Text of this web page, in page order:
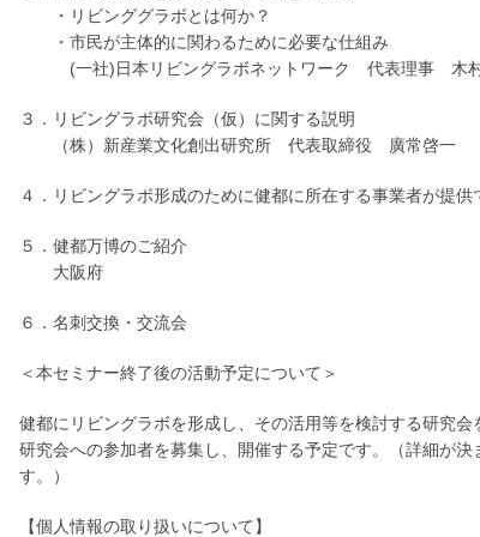
・リビンググラボとは何か？
・市民が主体的に関わるために必要な仕組み
(一社)日本リビングラボネットワーク 代表理事 木
３．リビングラボ研究会（仮）に関する説明
（株）新産業文化創出研究所 代表取締役 廣常啓一
４．リビングラボ形成のために健都に所在する事業者が提
５．健都万博のご紹介
大阪府
６．名刺交換・交流会
＜本セミナー終了後の活動予定について＞
健都にリビングラボを形成し、その活用等を検討する研究
研究会への参加者を募集し、開催する予定です。（詳細が
す。）
【個人情報の取り扱いについて】